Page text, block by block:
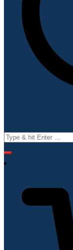
Search
for: